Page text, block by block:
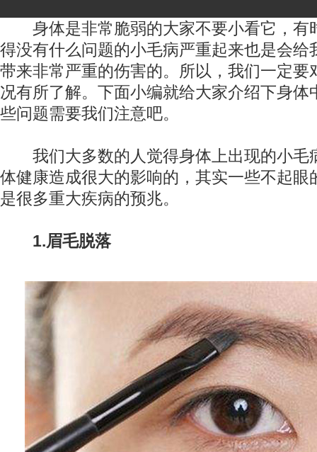
身体是非常脆弱的大家不要小看它，有
得没有什么问题的小毛病严重起来也是会给
带来非常严重的伤害的。所以，我们一定要
况有所了解。下面小编就给大家介绍下身体
些问题需要我们注意吧。
我们大多数的人觉得身体上出现的小毛
体健康造成很大的影响的，其实一些不起眼
是很多重大疾病的预兆。
1.眉毛脱落